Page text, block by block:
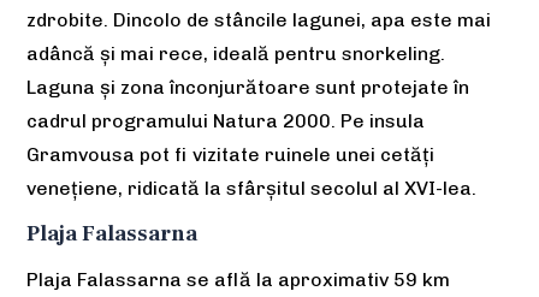
zdrobite. Dincolo de stâncile lagunei, apa este mai
adâncă și mai rece, ideală pentru snorkeling.
Laguna și zona înconjurătoare sunt protejate în
cadrul programului Natura 2000. Pe insula
Gramvousa pot fi vizitate ruinele unei cetăți
venețiene, ridicată la sfârșitul secolul al XVI-lea.
Plaja Falassarna
Plaja Falassarna se află la aproximativ 59 km